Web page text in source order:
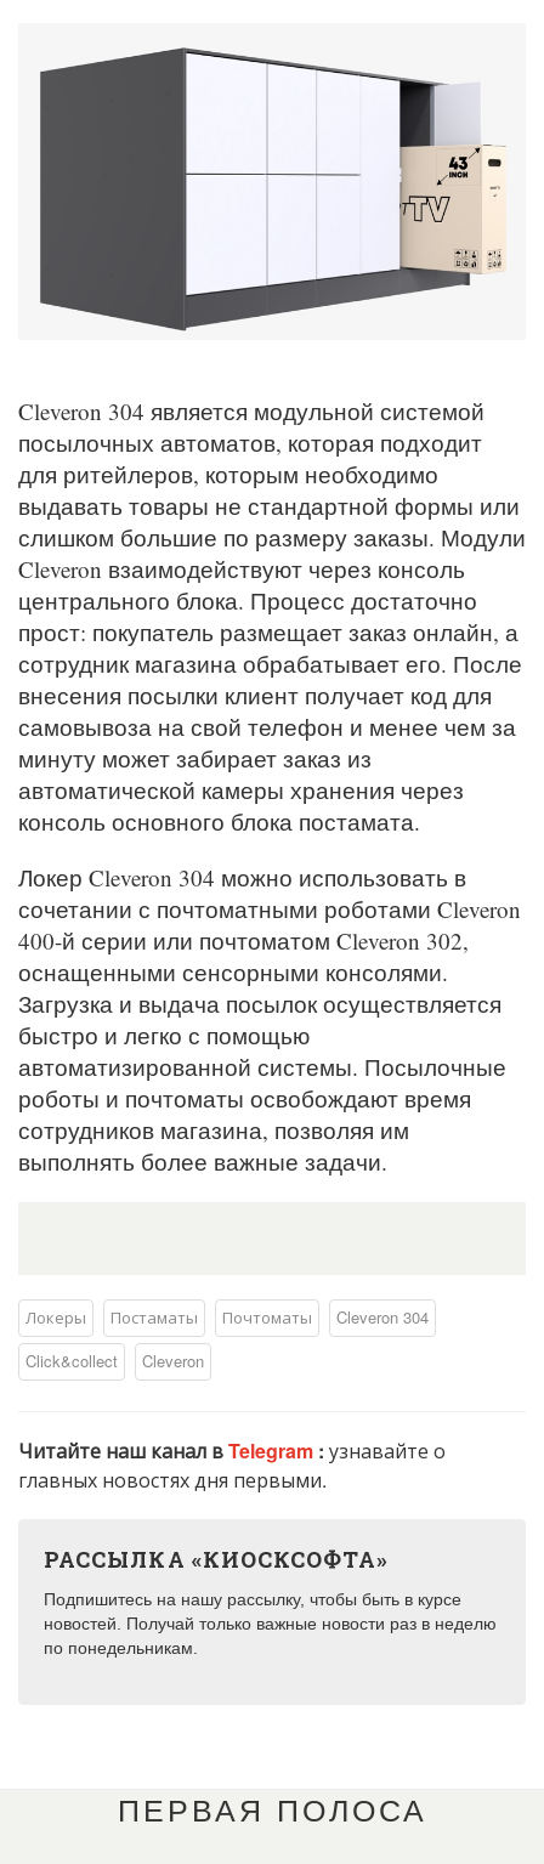
Cleveron 304 является модульной системой
посылочных автоматов, которая подходит
для ритейлеров, которым необходимо
выдавать товары не стандартной формы или
слишком большие по размеру заказы. Модули
Cleveron взаимодействуют через консоль
центрального блока. Процесс достаточно
прост: покупатель размещает заказ онлайн, а
сотрудник магазина обрабатывает его. После
внесения посылки клиент получает код для
самовывоза на свой телефон и менее чем за
минуту может забирает заказ из
автоматической камеры хранения через
консоль основного блока постамата.
Локер Cleveron 304 можно использовать в
сочетании с почтоматными роботами Cleveron
400-й серии или почтоматом Cleveron 302,
оснащенными сенсорными консолями.
Загрузка и выдача посылок осуществляется
быстро и легко с помощью
автоматизированной системы. Посылочные
роботы и почтоматы освобождают время
сотрудников магазина, позволяя им
выполнять более важные задачи.
Локеры Постаматы Почтоматы
Cleveron 304
Click&collect
Cleveron
Читайте наш канал вTelegram : узнавайте о
главных новостях дня первыми.
РАССЫЛКА «КИОСКСОФТА»
Подпишитесь на нашу рассылку, чтобы быть в курсе
новостей. Получай только важные новости раз в неделю
по понедельникам.
ПЕРВАЯ ПОЛОСА